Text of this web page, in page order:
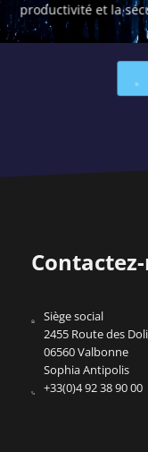
productivité et la
Siège social
2455 Route des
06560 Valbonne
Sophia Antipolis
+33(0)4 92 38 90 00